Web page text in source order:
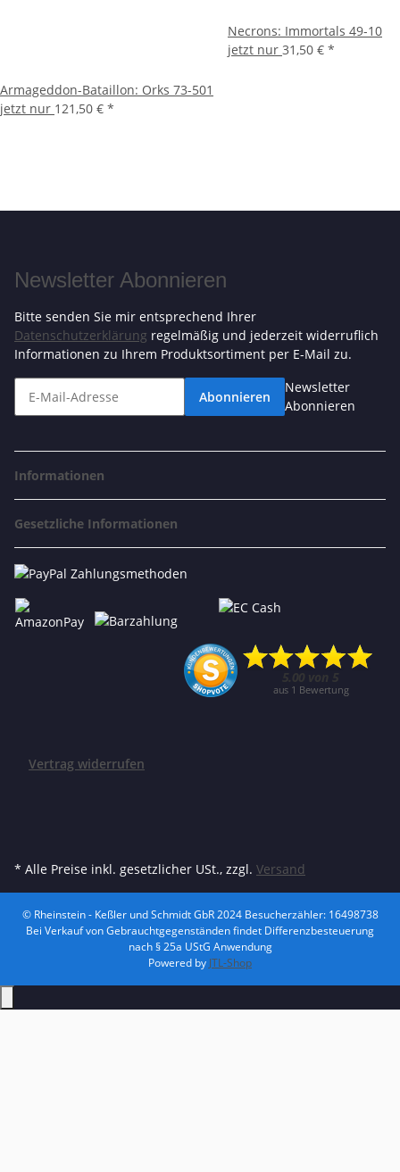
Armageddon-Bataillon: Orks 73-501
jetzt nur 121,50 € *
Necrons: Immortals 49-10
jetzt nur 31,50 € *
Newsletter Abonnieren
Bitte senden Sie mir entsprechend Ihrer
Datenschutzerklärung regelmäßig und jederzeit widerruflich
Informationen zu Ihrem Produktsortiment per E-Mail zu.
Abonnieren
Newsletter
Abonnieren
Informationen
Gesetzliche Informationen
Vertrag widerrufen
* Alle Preise inkl. gesetzlicher USt., zzgl. Versand
© Rheinstein - Keßler und Schmidt GbR 2024Besucherzähler: 16498738
Bei Verkauf von Gebrauchtgegenständen findet Differenzbesteuerung
nach § 25a UStG Anwendung
Powered by JTL-Shop